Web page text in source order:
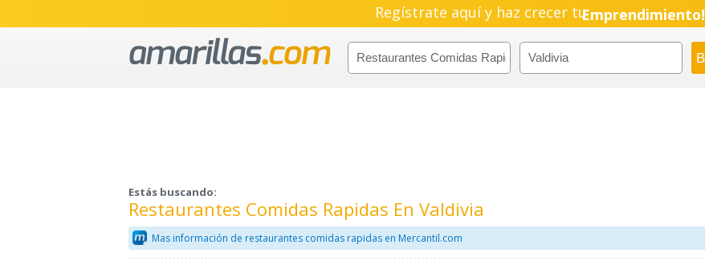
Regístrate aquí y haz crecer tuEmprendimiento!
Estás buscando:
Restaurantes Comidas Rapidas En Valdivia
Mas información de restaurantes comidas rapidas en Mercantil.com